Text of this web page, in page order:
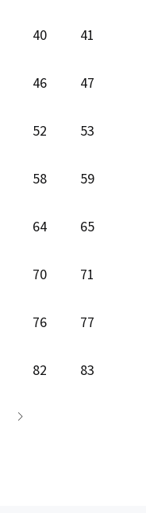
40 41
46 47
52 53
58 59
64 65
70 71
76 77
82 83